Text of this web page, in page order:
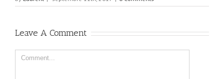
Leave A Comment
Comment